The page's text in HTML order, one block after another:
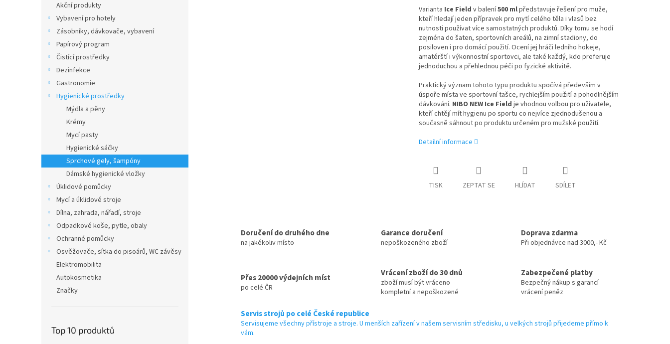
Akční produkty
Vybavení pro hotely
Zásobníky, dávkovače, vybavení
Papírový program
Čistící prostředky
Dezinfekce
Gastronomie
Hygienické prostředky
Mýdla a pěny
Krémy
Mycí pasty
Hygienické sáčky
Sprchové gely, šampóny
Dámské hygienické vložky
Úklidové pomůcky
Mycí a úklidové stroje
Dílna, zahrada, nářadí, stroje
Odpadkové koše, pytle, obaly
Ochranné pomůcky
Osvěžovače, sítka do pisoárů, WC závěsy
Elektromobilita
Autokosmetika
Značky
Top 10 produktů
Varianta Ice Field v balení500 mlpředstavuje řešení pro muže,
kteří hledají jeden přípravek pro mytí celého těla i vlasů bez
nutnosti používat více samostatných produktů. Díky tomu se hodí
zejména do šaten, sportovních areálů, na zimní stadiony, do
posiloven i pro domácí použití. Ocení jej hráči ledního hokeje,
amatérští i výkonnostní sportovci, ale také každý, kdo preferuje
jednoduchou a přehlednou péči po fyzické aktivitě.
Praktický význam tohoto typu produktu spočívá především v
úspoře místa ve sportovní tašce, rychlejším použití a pohodlnějším
dávkování. NIBO NEW Ice Field je vhodnou volbou pro uživatele,
kteří chtějí mít hygienu po sportu co nejvíce zjednodušenou a
současně sáhnout po produktu určeném pro mužské použití.
Detailní informace
TISK ZEPTAT SE HLÍDAT SDÍLET
Doručení do druhého dne
na jakékoliv místo
Garance doručení
nepoškozeného zboží
Doprava zdarma
Při objednávce nad 3000,- Kč
Přes 20000 výdejních míst
po celé ČR
Vrácení zboží do 30 dnů
zboží musí být vráceno
kompletní a nepoškozené
Zabezpečené platby
Bezpečný nákup s garancí
vrácení peněz
Servis strojů po celé České republice
Servisujeme všechny přístroje a stroje. U menších zařízení v našem servisním středisku, u velkých strojů přijedeme přímo k
vám.